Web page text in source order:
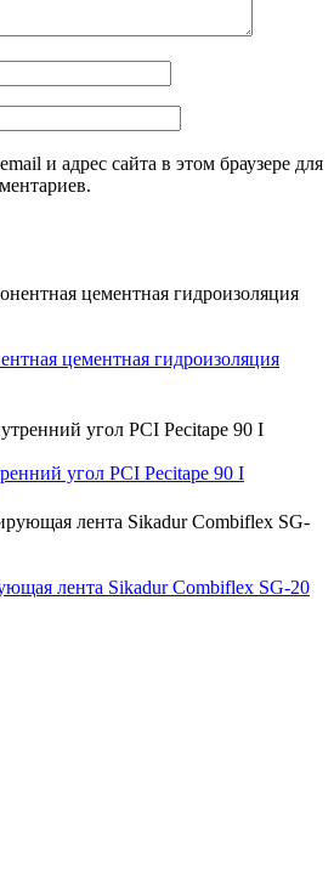
и адрес сайта в этом браузере для
цементная гидроизоляция
угол PCI Pecitape 90 I
лента Sikadur Combiflex SG-20